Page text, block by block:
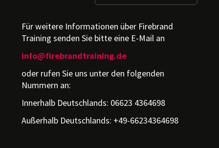
Für weitere Informationen über Firebrand
Training senden Sie bitte eine E-Mail an
info@firebrandtraining.de
oder rufen Sie uns unter den folgenden
Nummern an:
Innerhalb Deutschlands: 06623 4364698
Außerhalb Deutschlands: +49-66234364698